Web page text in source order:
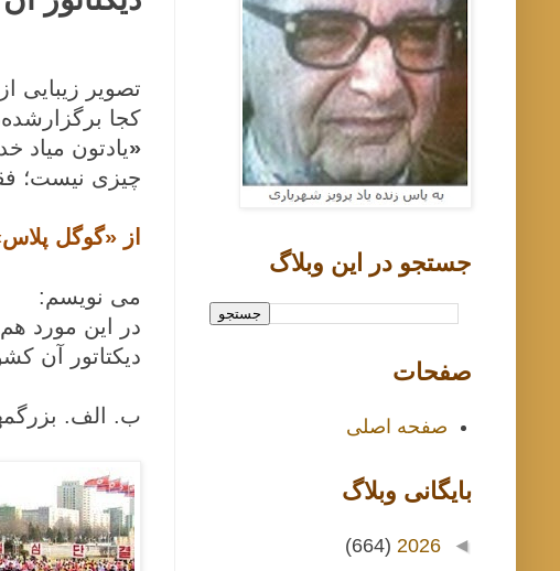
تصویر
کجا
«یادتون میاد
چیزی نیست؛
از «گوگل
می نویسم:
در این مورد
دیکتاتور آن
ب. الف.
جستجو در اين وبلاگ
صفحات
صفحه اصلی
بايگانی وبلاگ
◄
2026
(664)